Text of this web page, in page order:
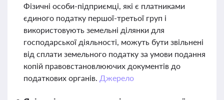
Фізичні особи-підприємці, які є платниками
єдиного податку першої-третьої груп і
використовують земельні ділянки для
господарської діяльності, можуть бути звільнені
від сплати земельного податку за умови подання
копій правовстановлюючих документів до
податкових органів. Джерело